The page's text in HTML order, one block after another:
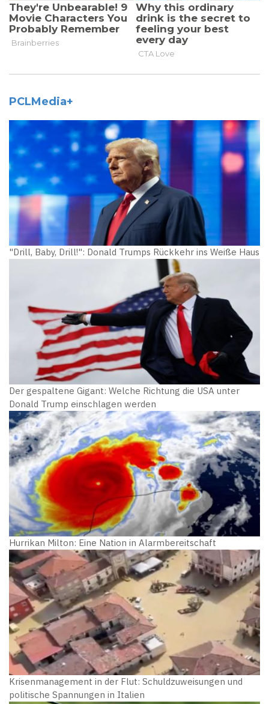
PCLMedia+
"Drill, Baby, Drill!": Donald Trumps Rückkehr ins Weiße Haus
Der gespaltene Gigant: Welche Richtung die USA unter
Donald Trump einschlagen werden
Hurrikan Milton: Eine Nation in Alarmbereitschaft
Krisenmanagement in der Flut: Schuldzuweisungen und
politische Spannungen in Italien